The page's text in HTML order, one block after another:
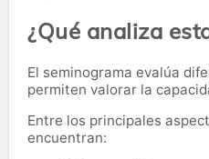
¿Qué analiza
El seminograma evalúa
permiten valorar la
Entre los principales
encuentran: